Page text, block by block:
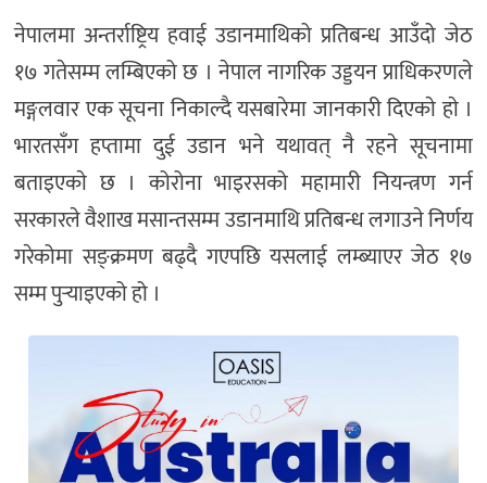
नेपालमा अन्तर्राष्ट्रिय हवाई उडानमाथिको प्रतिबन्ध आउँदो जेठ
१७ गतेसम्म लम्बिएको छ । नेपाल नागरिक उड्डयन प्राधिकरणले
मङ्गलवार एक सूचना निकाल्दै यसबारेमा जानकारी दिएकाे हाे ।
भारतसँग हप्तामा दुई उडान भने यथावत् नै रहने सूचनामा
बताइएकाे छ । कोरोना भाइरसको महामारी नियन्त्रण गर्न
सरकारले वैशाख मसान्तसम्म उडानमाथि प्रतिबन्ध लगाउने निर्णय
गरेकोमा सङ्क्रमण बढ्दै गएपछि यसलाई लम्ब्याएर जेठ १७
सम्म पुर्‍याइएको हो ।